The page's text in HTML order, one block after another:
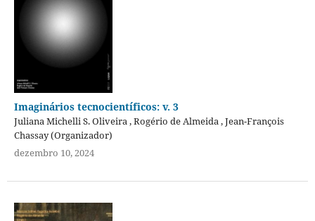
Imaginários tecnocientíficos: v. 3
Juliana Michelli S. Oliveira , Rogério de Almeida , Jean-François
Chassay (Organizador)
dezembro 10, 2024